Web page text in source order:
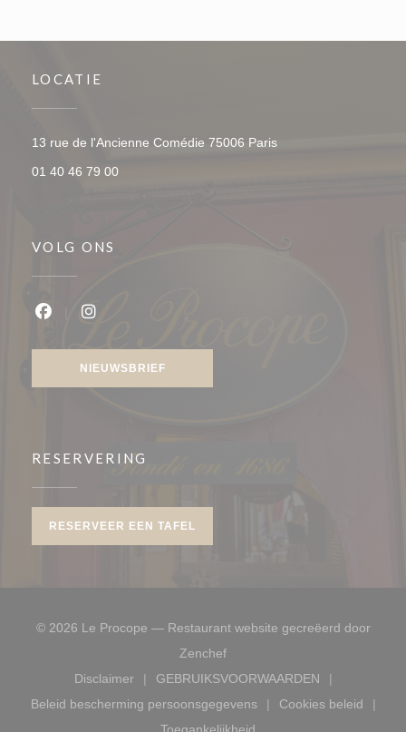
LOCATIE
13 rue de l'Ancienne Comédie 75006 Paris((opent in een nieuw
01 40 46 79 00
VOLG ONS
NIEUWSBRIEF
RESERVERING
RESERVEER EEN TAFEL
© 2026 Le Procope — Restaurant website gecreëerd door
Zenchef((opent in een nieuw venster))
Disclaimer
((opent in een nieuw venster))
GEBRUIKSVOORWAARDEN
((opent in een nieuw
Beleid bescherming persoonsgegevens
((opent in een nieuw venster))
Cookies beleid
((opent in
Toegankelijkheid